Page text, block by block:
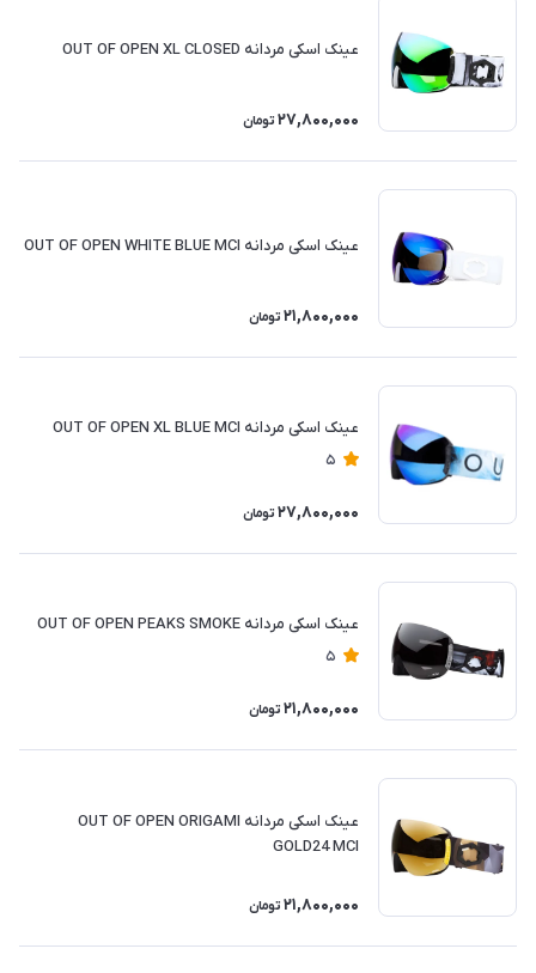
عینک اسکی مردانه OUT OF OPEN XL CLOSED
27,800,000 تومان
عینک اسکی مردانه OUT OF OPEN WHITE BLUE MCI
21,800,000 تومان
عینک اسکی مردانه OUT OF OPEN XL BLUE MCI
5
27,800,000 تومان
عینک اسکی مردانه OUT OF OPEN PEAKS SMOKE
5
21,800,000 تومان
عینک اسکی مردانه OUT OF OPEN ORIGAMI
GOLD24 MCI
21,800,000 تومان